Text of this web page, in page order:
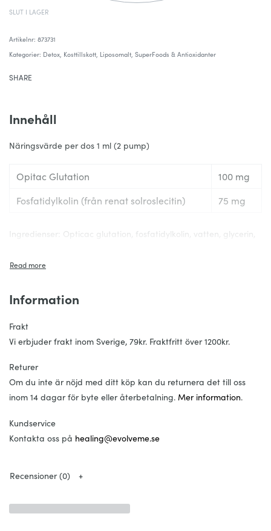
SLUT I LAGER
873731
Kategorier: Detox, Kosttillskott, Liposomalt, SuperFoods & Antioxidanter
SHARE
Innehåll
Näringsvärde per dos 1 ml (2 pump)
Opitac Glutation
100 mg
Fosfatidylkolin (från renat solroslecitin)
75 mg
Ingredienser: Opticac glutation, fosfatidylkolin, vatten, glycerin,
succinat), naturliga citrus och mintoljor
Information
Frakt
Vi erbjuder frakt inom Sverige, 79kr. Fraktfritt över 1200kr.
Returer
Om du inte är nöjd med ditt köp kan du returnera det till oss
inom 14 dagar för byte eller återbetalning. Mer information.
Kundservice
Kontakta oss på healing@evolveme.se
Recensioner (0)